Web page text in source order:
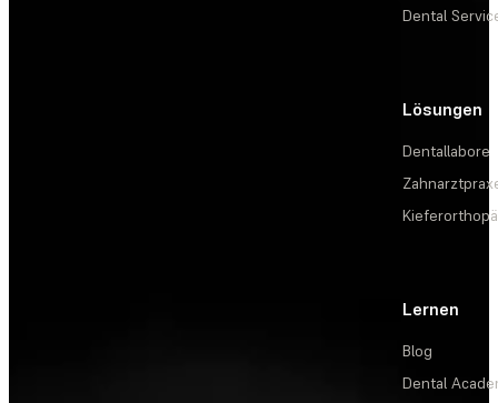
Dental
Lösungen
Dentallabore
Lernen
Blog
Dental